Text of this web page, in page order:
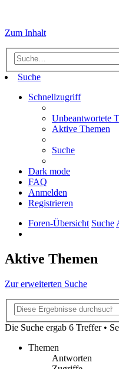
Zum Inhalt
Suche
Schnellzugriff
Unbeantwortete
Aktive Themen
Suche
Dark mode
FAQ
Anmelden
Registrieren
Foren-Übersicht Suche
Aktive Themen
Zur erweiterten Suche
Die Suche ergab 6 Treffer •
Themen
Antworten